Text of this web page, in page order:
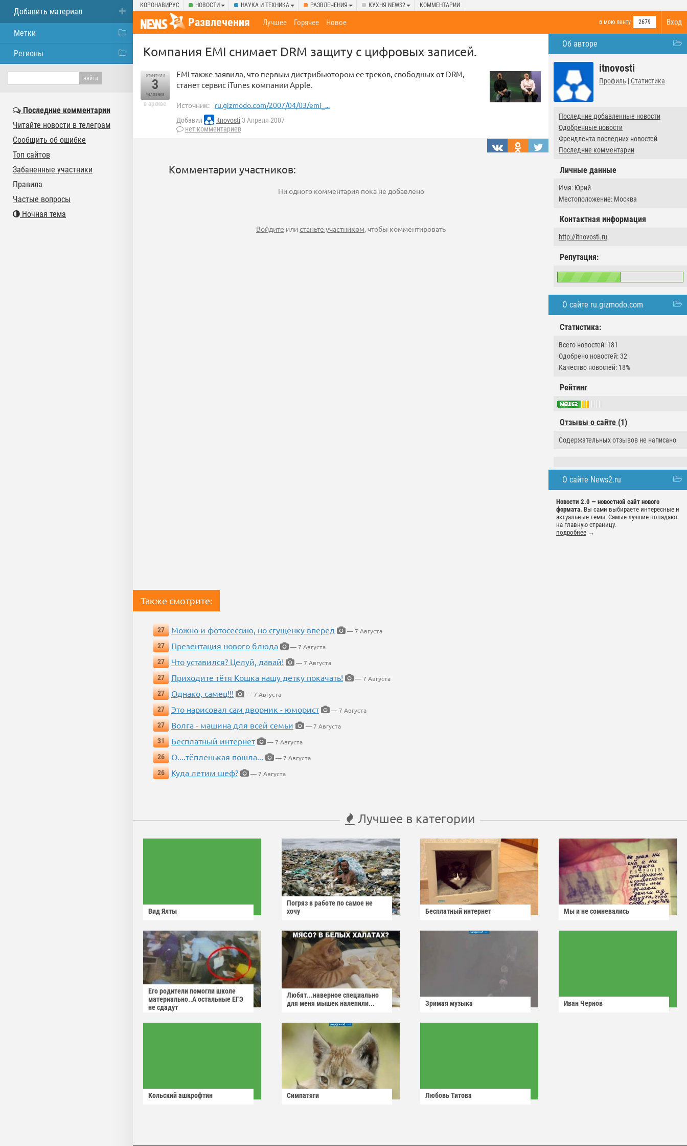
КОРОНАВИРУС НОВОСТИ НАУКА И ТЕХНИКА РАЗВЛЕЧЕНИЯ КУХНЯ NEWS2 КОММЕНТАРИИ
Вход
Развлечения в мою ленту 2679
Лучшее Горячее Новое
Об авторе
itnovosti
Профиль | Статистика
Последние добавленные новости
Одобренные новости
Френдлента последних новостей
Последние комментарии
Личные данные
Имя: Юрий
Местоположение: Москва
Контактная информация
http://itnovosti.ru
Репутация:
О сайте ru.gizmodo.com
Статистика:
Всего новостей: 181
Одобрено новостей: 32
Качество новостей: 18%
Рейтинг
Отзывы о сайте (1)
Содержательных отзывов не написано
О сайте News2.ru
Новости 2.0 — новостной сайт нового
формата. Вы сами выбираете интересные и
актуальные темы. Самые лучшие попадают
на главную страницу.
подробнее →
Компания EMI снимает DRM защиту с цифровых записей.
отметили
3
человека
в архиве
EMI также заявила, что первым дистрибьютором ее треков, свободных от DRM,
станет сервис iTunes компании Apple.
Источник: ru.gizmodo.com/2007/04/03/emi_...
Добавил itnovosti 3 Апреля 2007
нет комментариев
Комментарии участников:
Ни одного комментария пока не добавлено
Войдите илистаньте участником, чтобы комментировать
Также смотрите:
27 Можно и фотосессию, но сгущенку вперед
— 7 Августа
27
Презентация нового блюда
— 7 Августа
27
Что уставился? Целуй, давай!
— 7 Августа
27
Приходите тётя Кошка нашу детку покачать!
— 7 Августа
27
Однако, самец!!!
— 7 Августа
27
Это нарисовал сам дворник - юморист
— 7 Августа
27
Волга - машина для всей семьи
— 7 Августа
31
Бесплатный интернет
— 7 Августа
26
О....тёпленькая пошла...
— 7 Августа
26
Куда летим шеф? — 7 Августа
Лучшее в категории
Вид Ялты
Погряз в работе по самое не
хочу
Бесплатный интернет Мы и не сомневались
Его родители помогли школе
материально..А остальные ЕГЭ
не сдадут
Любят...наверное специально
для меня мышек налепили...
Зримая музыка Иван Чернов
Кольский ашкрофтин Симпатяги Любовь Титова
Добавить материал
Метки
Регионы
Последние комментарии
Читайте новости в телеграм
Сообщить об ошибке
Топ сайтов
Забаненные участники
Правила
Частые вопросы
Ночная тема